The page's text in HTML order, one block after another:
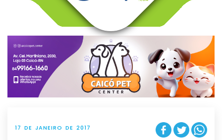
v
g
t
i
o
n
17 DE JANEIRO DE 2017